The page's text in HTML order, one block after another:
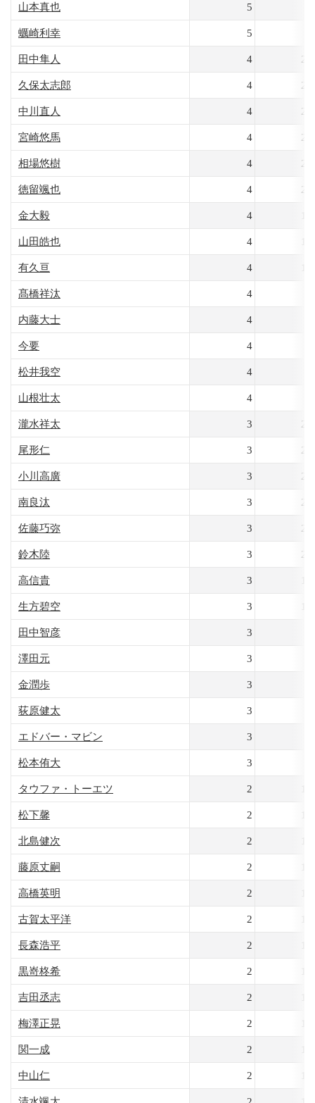
山本真也 5
蠣崎利幸 5
田中隼人 4
久保太志郎 4
中川直人 4
宮崎悠馬 4
相場悠樹 4
徳留颯也 4
金大毅 4
山田皓也 4
有久亘 4
髙橋祥汰 4
内藤大士 4
今要 4
松井我空 4
山根壮太 4
瀧水祥太 3
尾形仁 3
小川高廣 3
南良汰 3
佐藤巧弥 3
鈴木陸 3
高信貴 3
生方碧空 3
田中智彦 3
澤田元 3
金潤歩 3
荻原健太 3
エドバー・マビン 3
松本侑大 3
タウファ・トーエツ 2
松下馨 2
北島健次 2
藤原丈嗣 2
高橋英明 2
古賀太平洋 2
長森浩平 2
黒嵜柊希 2
吉田丞志 2
梅澤正晃 2
関一成 2
中山仁 2